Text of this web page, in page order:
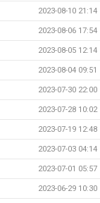
2023-08-10 21:14
2023-08-06 17:54
2023-08-05 12:14
2023-08-04 09:51
2023-07-30 22:00
2023-07-28 10:02
2023-07-19 12:48
2023-07-03 04:14
2023-07-01 05:57
2023-06-29 10:30